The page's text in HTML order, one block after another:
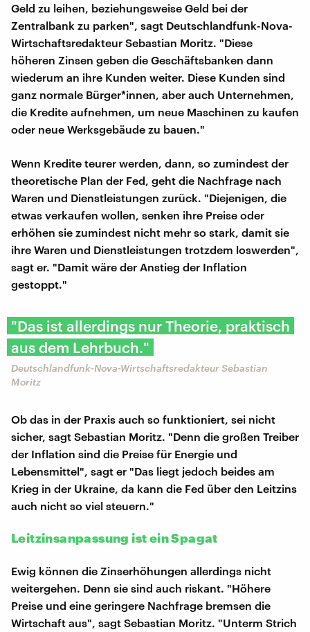
Geld zu leihen, beziehungsweise Geld bei der
Zentralbank zu parken", sagt Deutschlandfunk-Nova-
Wirtschaftsredakteur Sebastian Moritz. "Diese
höheren Zinsen geben die Geschäftsbanken dann
wiederum an ihre Kunden weiter. Diese Kunden sind
ganz normale Bürger*innen, aber auch Unternehmen,
die Kredite aufnehmen, um neue Maschinen zu kaufen
oder neue Werksgebäude zu bauen."
Wenn Kredite teurer werden, dann, so zumindest der
theoretische Plan der Fed, geht die Nachfrage nach
Waren und Dienstleistungen zurück. "Diejenigen, die
etwas verkaufen wollen, senken ihre Preise oder
erhöhen sie zumindest nicht mehr so stark, damit sie
ihre Waren und Dienstleistungen trotzdem loswerden",
sagt er. "Damit wäre der Anstieg der Inflation
gestoppt."
"Das ist allerdings nur Theorie, praktisch
aus dem Lehrbuch."
Deutschlandfunk-Nova-Wirtschaftsredakteur Sebastian
Moritz
Ob das in der Praxis auch so funktioniert, sei nicht
sicher, sagt Sebastian Moritz. "Denn die großen Treiber
der Inflation sind die Preise für Energie und
Lebensmittel", sagt er "Das liegt jedoch beides am
Krieg in der Ukraine, da kann die Fed über den Leitzins
auch nicht so viel steuern."
Leitzinsanpassung ist ein Spagat
Ewig können die Zinserhöhungen allerdings nicht
weitergehen. Denn sie sind auch riskant. "Höhere
Preise und eine geringere Nachfrage bremsen die
Wirtschaft aus", sagt Sebastian Moritz. "Unterm Strich